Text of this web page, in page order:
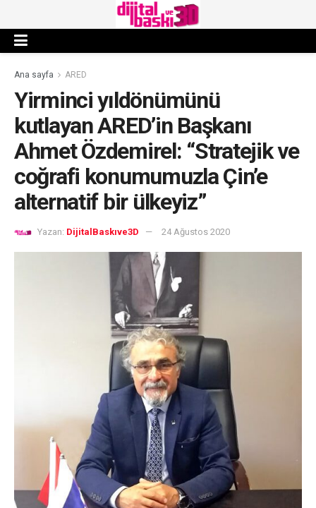
Ana sayfa ARED
Yirminci yıldönümünü
kutlayan ARED’in Başkanı
Ahmet Özdemirel: “Stratejik ve
coğrafi konumumuzla Çin’e
alternatif bir ülkeyiz”
Yazan: DijitalBaskıve3D 24 Ağustos 2020